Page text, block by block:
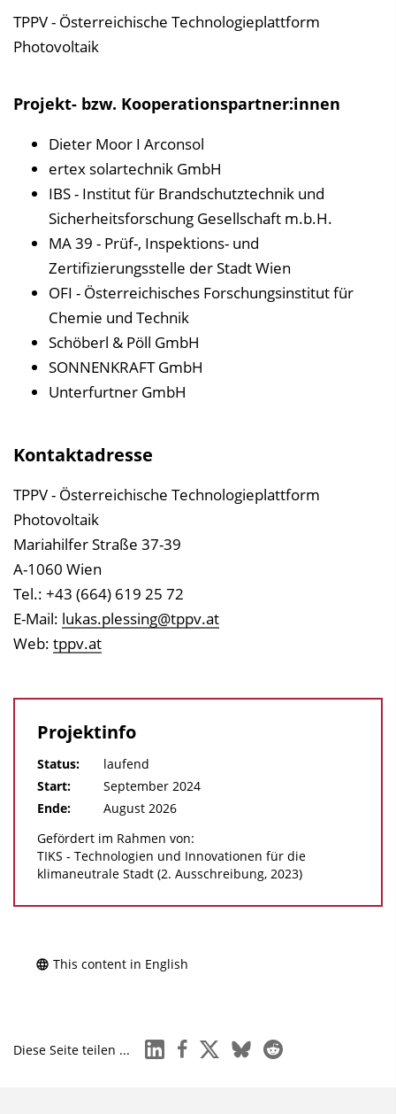
TPPV - Österreichische Technologieplattform
Photovoltaik
Projekt- bzw. Kooperationspartner:innen
Dieter Moor I Arconsol
ertex solartechnik GmbH
IBS - Institut für Brandschutztechnik und
Sicherheitsforschung Gesellschaft m.b.H.
MA 39 - Prüf-, Inspektions- und
Zertifizierungsstelle der Stadt Wien
OFI - Österreichisches Forschungsinstitut für
Chemie und Technik
Schöberl & Pöll GmbH
SONNENKRAFT GmbH
Unterfurtner GmbH
Kontaktadresse
TPPV - Österreichische Technologieplattform
Photovoltaik
Mariahilfer Straße 37-39
A-1060 Wien
Tel.: +43 (664) 619 25 72
E-Mail: lukas.plessing@tppv.at
Web: tppv.at
Projektinfo
Status:
laufend
Start:
September 2024
Ende:
August 2026
Gefördert im Rahmen von:
TIKS - Technologien und Innovationen für die
klimaneutrale Stadt (2. Ausschreibung, 2023)
This content in English
Diese Seite teilen ... linkedinfacebook
x blueskyreddit